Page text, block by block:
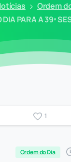
Ordem
DIA PARA A 39ª
1
Ordem do Dia